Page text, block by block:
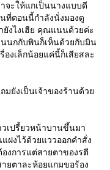
จะให้แกเป็นนางแบบดี
ที่ตอนนี้กำลังนั่งมองดู
ยังไงเฮีย คุณแนนด้วยค่ะ
นกกับพินก็เห็นด้วยกับมิน
งเล็กน้อยแค่นี้ก็เสียสละ
ยังเป็นเจ้าของร้านด้วย
เปรี้ยวหน้าบานขึ้นมา
ฝงไว้ด้วยแววออกคำสั่ง
งการแต่สายตาของรตี
ยตาละห้อยแกมขอร้อง